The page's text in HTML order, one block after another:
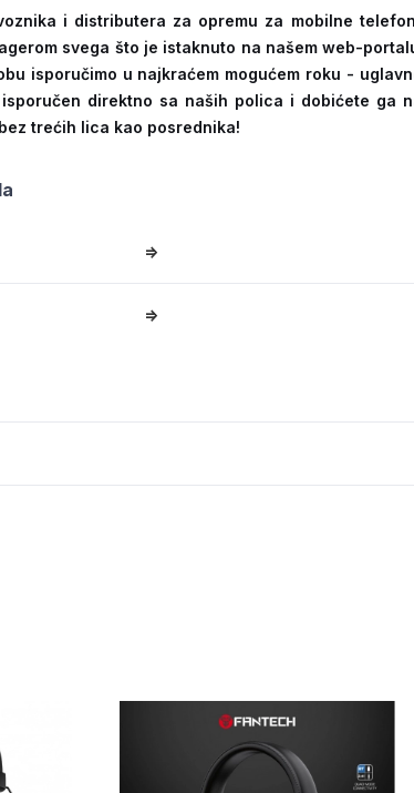
i distributera za opremu za mobilne
svega što je istaknuto na našem web-
isporučimo u najkraćem mogućem roku -
direktno sa naših polica i dobićete ga
trećih lica kao posrednika!
=>
=>